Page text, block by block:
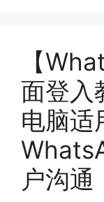
【
面登入
电脑适
户沟通